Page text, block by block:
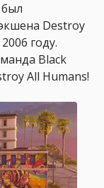
Destroy
году.
Black
All Humans!